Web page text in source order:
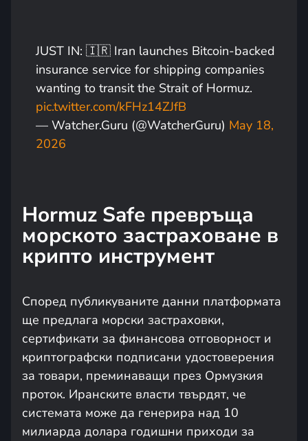
JUST IN: 🇮🇷 Iran launches Bitcoin-backed
insurance service for shipping companies
wanting to transit the Strait of Hormuz.
pic.twitter.com/kFHz14ZJfB
— Watcher.Guru (@WatcherGuru) May 18,
2026
Hormuz Safe превръща
морското застраховане в
крипто инструмент
Според публикуваните данни платформата
ще предлага морски застраховки,
сертификати за финансова отговорност и
криптографски подписани удостоверения
за товари, преминаващи през Ормузкия
проток. Иранските власти твърдят, че
системата може да генерира над 10
милиарда долара годишни приходи за